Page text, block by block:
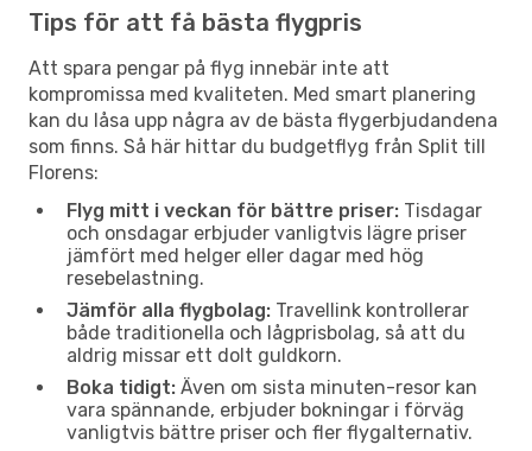
Tips för att få bästa flygpris
Att spara pengar på flyg innebär inte att
kompromissa med kvaliteten. Med smart planering
kan du låsa upp några av de bästa flygerbjudandena
som finns. Så här hittar du budgetflyg från Split till
Florens:
Flyg mitt i veckan för bättre priser: Tisdagar
och onsdagar erbjuder vanligtvis lägre priser
jämfört med helger eller dagar med hög
resebelastning.
Jämför alla flygbolag: Travellink kontrollerar
både traditionella och lågprisbolag, så att du
aldrig missar ett dolt guldkorn.
Boka tidigt: Även om sista minuten-resor kan
vara spännande, erbjuder bokningar i förväg
vanligtvis bättre priser och fler flygalternativ.